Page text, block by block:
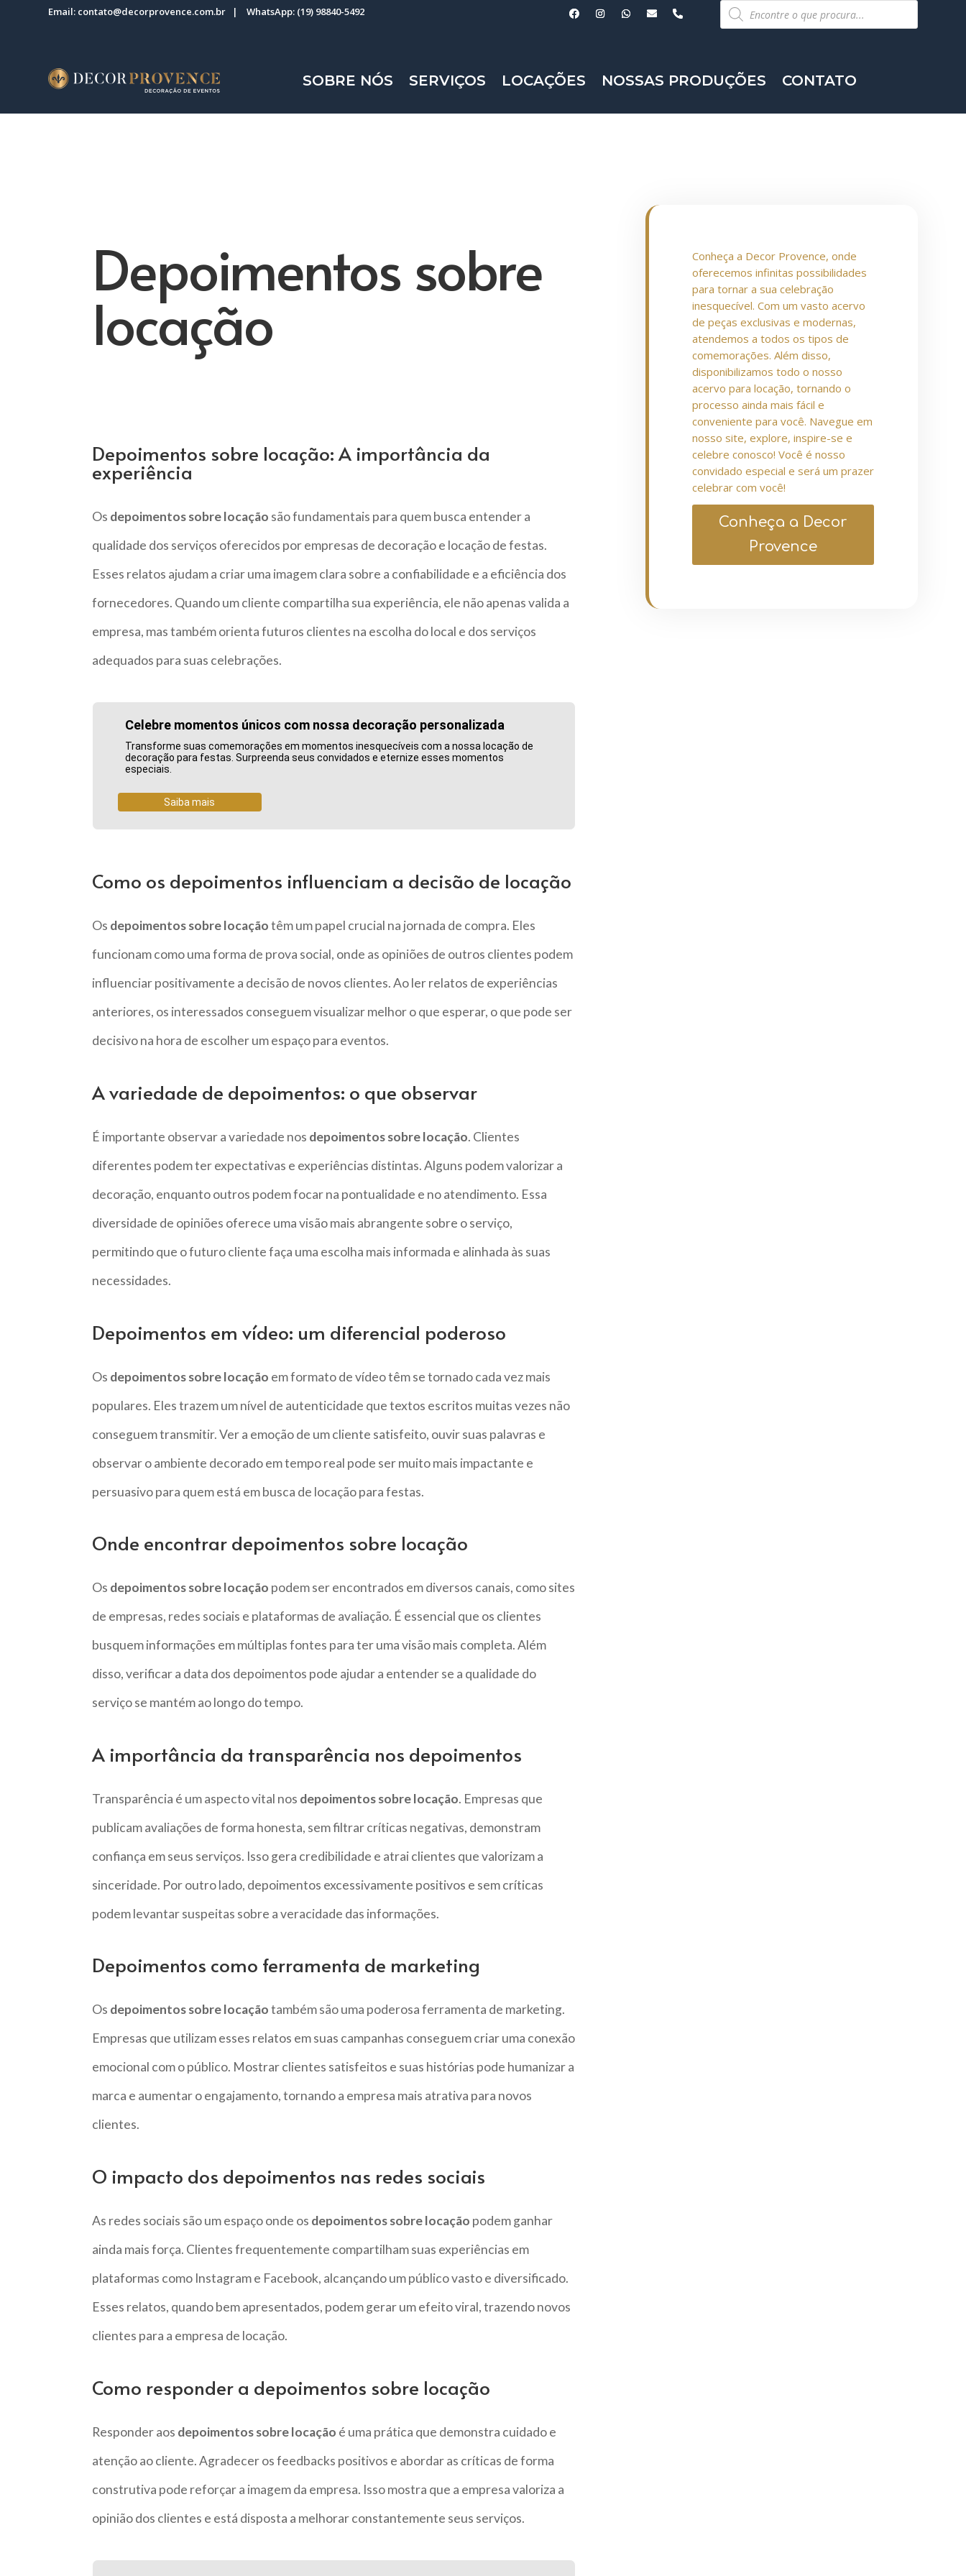
Email: contato@decorprovence.com.br | WhatsApp: (19) 98840-5492
Pesquisar
produtos
SOBRE NÓS SERVIÇOS LOCAÇÕES NOSSAS PRODUÇÕES CONTATO
Depoimentos sobre
locação
Depoimentos sobre locação: A importância da
experiência
Os depoimentos sobre locação são fundamentais para quem busca entender a
qualidade dos serviços oferecidos por empresas de decoração e locação de festas.
Esses relatos ajudam a criar uma imagem clara sobre a confiabilidade e a eficiência dos
fornecedores. Quando um cliente compartilha sua experiência, ele não apenas valida a
empresa, mas também orienta futuros clientes na escolha do local e dos serviços
adequados para suas celebrações.
Celebre momentos únicos com nossa decoração personalizada
Transforme suas comemorações em momentos inesquecíveis com a nossa locação de
decoração para festas. Surpreenda seus convidados e eternize esses momentos
especiais.
Saiba mais
Como os depoimentos influenciam a decisão de locação
Os depoimentos sobre locaçãotêm um papel crucial na jornada de compra. Eles
funcionam como uma forma de prova social, onde as opiniões de outros clientes podem
influenciar positivamente a decisão de novos clientes. Ao ler relatos de experiências
anteriores, os interessados conseguem visualizar melhor o que esperar, o que pode ser
decisivo na hora de escolher um espaço para eventos.
A variedade de depoimentos: o que observar
É importante observar a variedade nos depoimentos sobre locação. Clientes
diferentes podem ter expectativas e experiências distintas. Alguns podem valorizar a
decoração, enquanto outros podem focar na pontualidade e no atendimento. Essa
diversidade de opiniões oferece uma visão mais abrangente sobre o serviço,
permitindo que o futuro cliente faça uma escolha mais informada e alinhada às suas
necessidades.
Depoimentos em vídeo: um diferencial poderoso
Os depoimentos sobre locação em formato de vídeo têm se tornado cada vez mais
populares. Eles trazem um nível de autenticidade que textos escritos muitas vezes não
conseguem transmitir. Ver a emoção de um cliente satisfeito, ouvir suas palavras e
observar o ambiente decorado em tempo real pode ser muito mais impactante e
persuasivo para quem está em busca de locação para festas.
Onde encontrar depoimentos sobre locação
Os depoimentos sobre locação podem ser encontrados em diversos canais, como sites
de empresas, redes sociais e plataformas de avaliação. É essencial que os clientes
busquem informações em múltiplas fontes para ter uma visão mais completa. Além
disso, verificar a data dos depoimentos pode ajudar a entender se a qualidade do
serviço se mantém ao longo do tempo.
A importância da transparência nos depoimentos
Transparência é um aspecto vital nos depoimentos sobre locação. Empresas que
publicam avaliações de forma honesta, sem filtrar críticas negativas, demonstram
confiança em seus serviços. Isso gera credibilidade e atrai clientes que valorizam a
sinceridade. Por outro lado, depoimentos excessivamente positivos e sem críticas
podem levantar suspeitas sobre a veracidade das informações.
Depoimentos como ferramenta de marketing
Os depoimentos sobre locaçãotambém são uma poderosa ferramenta de marketing.
Empresas que utilizam esses relatos em suas campanhas conseguem criar uma conexão
emocional com o público. Mostrar clientes satisfeitos e suas histórias pode humanizar a
marca e aumentar o engajamento, tornando a empresa mais atrativa para novos
clientes.
O impacto dos depoimentos nas redes sociais
As redes sociais são um espaço onde os depoimentos sobre locação podem ganhar
ainda mais força. Clientes frequentemente compartilham suas experiências em
plataformas como Instagram e Facebook, alcançando um público vasto e diversificado.
Esses relatos, quando bem apresentados, podem gerar um efeito viral, trazendo novos
clientes para a empresa de locação.
Como responder a depoimentos sobre locação
Responder aos depoimentos sobre locação é uma prática que demonstra cuidado e
atenção ao cliente. Agradecer os feedbacks positivos e abordar as críticas de forma
construtiva pode reforçar a imagem da empresa. Isso mostra que a empresa valoriza a
opinião dos clientes e está disposta a melhorar constantemente seus serviços.
Conheça a Decor Provence, onde
oferecemos infinitas possibilidades
para tornar a sua celebração
inesquecível. Com um vasto acervo
de peças exclusivas e modernas,
atendemos a todos os tipos de
comemorações. Além disso,
disponibilizamos todo o nosso
acervo para locação, tornando o
processo ainda mais fácil e
conveniente para você. Navegue em
nosso site, explore, inspire-se e
celebre conosco! Você é nosso
convidado especial e será um prazer
celebrar com você!
Conheça a Decor
Provence